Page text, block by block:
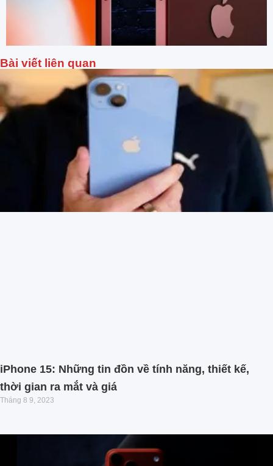
Bài viết liên quan
iPhone 15: Những tin đồn về tính năng, thiết kế,
thời gian ra mắt và giá
Tháng 8 9, 2023